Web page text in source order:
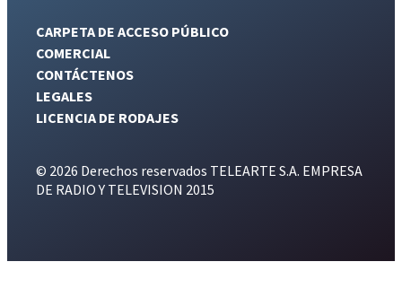
CARPETA DE ACCESO PÚBLICO
COMERCIAL
CONTÁCTENOS
LEGALES
LICENCIA DE RODAJES
© 2026 Derechos reservados TELEARTE S.A. EMPRESA
DE RADIO Y TELEVISION 2015